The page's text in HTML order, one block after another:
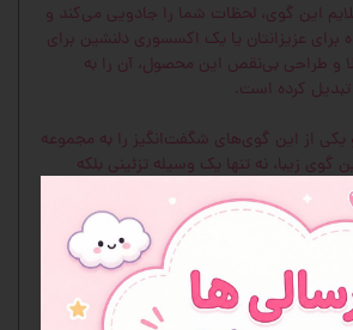
این گوی، لحظات شما را جادویی می‌کند و
برای عزیزانتان یا یک اکسسوری دلنشین برای
و طراحی بی‌نقص این محصول، آن را به
کرده است.
از این گوی‌های شگفت‌انگیز را به مجموعه
گوی زیبا، نه تنها یک وسیله تزئینی بلکه
است.